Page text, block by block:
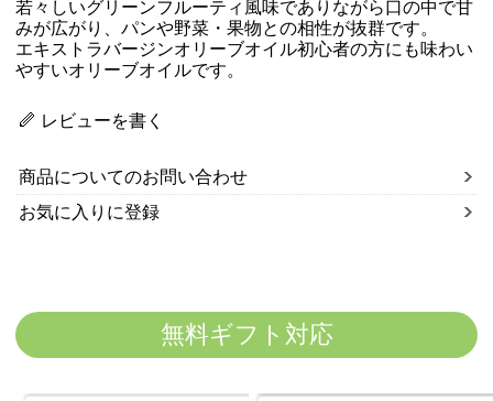
若々しいグリーンフルーティ風味でありながら口の中で甘
みが広がり、パンや野菜・果物との相性が抜群です。
エキストラバージンオリーブオイル初心者の方にも味わい
やすいオリーブオイルです。
レビューを書く
商品についてのお問い合わせ
お気に入りに登録
無料ギフト対応